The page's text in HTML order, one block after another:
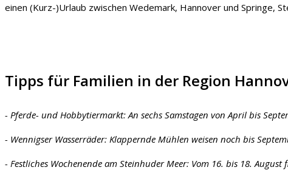
einen (Kurz-)Urlaub zwischen Wedemark, Hannover und Springe,
Tipps für Familien in der Region
- Pferde- und Hobbytiermarkt: An sechs Samstagen von April bis
- Wennigser Wasserräder: Klappernde Mühlen weisen noch bis
- Festliches Wochenende am Steinhuder Meer: Vom 16. bis 18.